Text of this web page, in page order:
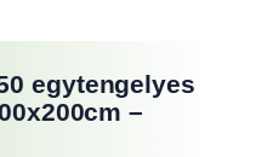
egytengelyes
–